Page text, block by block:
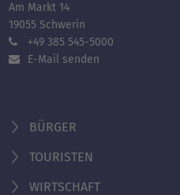
Am Markt 14
19055 Schwerin
+49 385 545-5000
E-Mail senden
BÜRGER
TOURISTEN
WIRTSCHAFT